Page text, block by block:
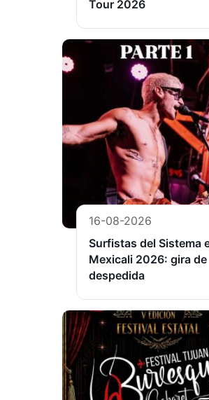
Tour 2026
16-08-2026
Surfistas del Sistema
Mexicali 2026: gira de
despedida